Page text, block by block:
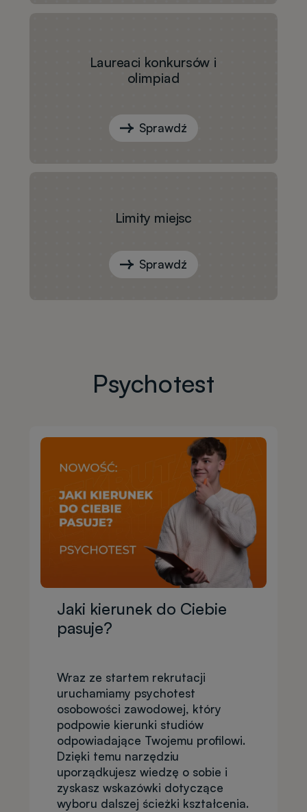
Laureaci konkursów i
olimpiad
Sprawdź
Limity miejsc
Sprawdź
Psychotest
Jaki kierunek do Ciebie
pasuje?
Wraz ze startem rekrutacji
uruchamiamy psychotest
osobowości zawodowej, który
podpowie kierunki studiów
odpowiadające Twojemu profilowi.
Dzięki temu narzędziu
uporządkujesz wiedzę o sobie i
zyskasz wskazówki dotyczące
wyboru dalszej ścieżki kształcenia.
Obraz